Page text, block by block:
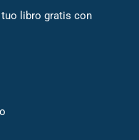
libro gratis con